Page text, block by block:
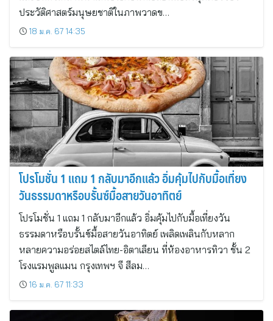
ประวัติศาสตร์มนุษยชาติในภาพวาดข…
18 ม.ค. 67 14:35
โปรโมชั่น 1 เเถม 1 กลับมาอีกเเล้ว อิ่มคุ้มไปกับมื้อเที่ยง
วันธรรมดาหรือบรั้นซ์มื้อสายวันอาทิตย์
โปรโมชั่น 1 เเถม 1 กลับมาอีกเเล้ว อิ่มคุ้มไปกับมื้อเที่ยงวัน
ธรรมดาหรือบรั้นซ์มื้อสายวันอาทิตย์ เพลิดเพลินกับหลาก
หลายความอร่อยสไตล์ไทย-อิตาเลียน ที่ห้องอาหารทิวา ชั้น 2
โรงแรมพูลเเมน กรุงเทพฯ จี สีลม…
16 ม.ค. 67 11:33